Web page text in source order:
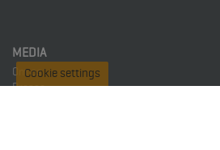
MEDIA
Om os
Presse
Cookie settings